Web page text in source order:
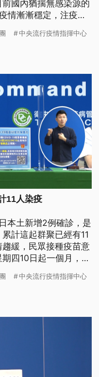
國內猶揣無感染源的
情漸漸穩定，注疫苗
去注，會當提著價值
外分禮券200箍。
中央流行疫情指揮中心
11人染疫
本土新增2例確診，是
計這起群聚已經有11
緩，民眾接種疫苗意
四10日起一個月，提
。
中央流行疫情指揮中心